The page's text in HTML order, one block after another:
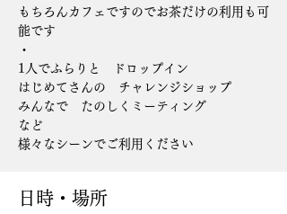
もちろんカフェですのでお茶だけの利用も可
能です
・
1人でふらりと ドロップイン
はじめてさんの チャレンジショップ
みんなで たのしくミーティング
など
様々なシーンでご利用ください
日時・場所